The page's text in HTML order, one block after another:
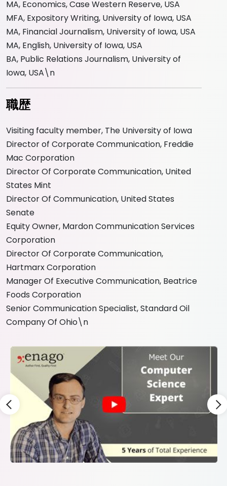
MA, Economics, Case Western Reserve, USA
MFA, Expository Writing, University of Iowa, USA
MA, Financial Journalism, University of Iowa, USA
MA, English, University of Iowa, USA
BA, Public Relations Journalism, University of
Iowa, USA\n
職歴
Visiting faculty member, The University of Iowa
Director of Corporate Communication, Freddie
Mac Corporation
Director Of Corporate Communication, United
States Mint
Director Of Communication, United States
Senate
Equity Owner, Mardon Communication Services
Corporation
Director Of Corporate Communication,
Hartmarx Corporation
Manager Of Executive Communication, Beatrice
Foods Corporation
Senior Communication Specialist, Standard Oil
Company Of Ohio\n
Slide 6 of 9